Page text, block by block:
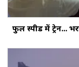
फुल स्पीड में ट्रेन...